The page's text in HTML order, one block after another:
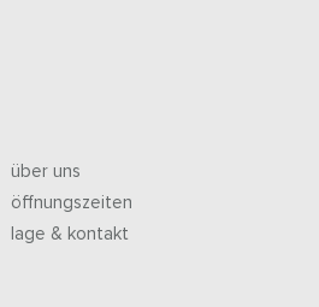
über uns
öffnungszeiten
lage & kontakt